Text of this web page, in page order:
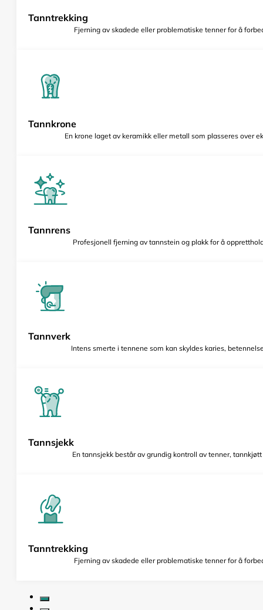
Tanntrekking
Fjerning av skadede eller problematiske tenner for å
Tannkrone
En krone laget av keramikk eller metall som plasseres over
Tannrens
Profesjonell fjerning av tannstein og plakk for å
Tannverk
Intens smerte i tennene som kan skyldes karies,
Tannsjekk
En tannsjekk består av grundig kontroll av tenner,
Tanntrekking
Fjerning av skadede eller problematiske tenner for å